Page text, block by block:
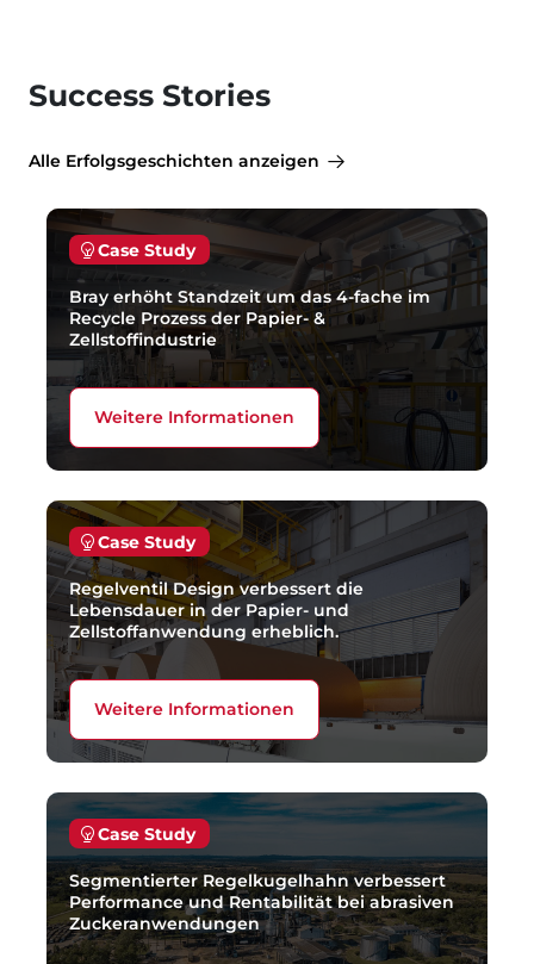
Success Stories
Alle Erfolgsgeschichten anzeigen
Case Study
Bray erhöht Standzeit um das 4-fache im
Recycle Prozess der Papier- &
Zellstoffindustrie
Weitere Informationen
Case Study
Regelventil Design verbessert die
Lebensdauer in der Papier- und
Zellstoffanwendung erheblich.
Weitere Informationen
Case Study
Segmentierter Regelkugelhahn verbessert
Performance und Rentabilität bei abrasiven
Zuckeranwendungen